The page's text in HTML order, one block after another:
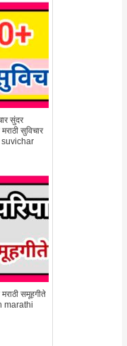
सुंदर
सुविचार
मराठी समूहगीते
marathi